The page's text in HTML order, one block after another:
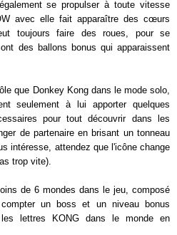
se propulser à toute vitesse
avec elle fait apparaître des cœurs
toujours faire des roues, pour se
des ballons bonus qui apparaissent
que Donkey Kong dans le mode solo,
seulement à lui apporter quelques
pour tout découvrir dans les
de partenaire en brisant un tonneau
intéresse, attendez que l'icône change
trop vite).
de 6 mondes dans le jeu, composé
un boss et un niveau bonus
lettres KONG dans le monde en